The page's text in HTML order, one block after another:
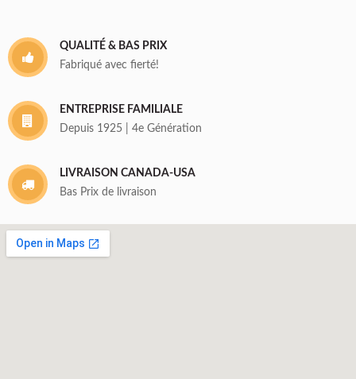
QUALITÉ & BAS PRIX
Fabriqué avec fierté!
ENTREPRISE FAMILIALE
Depuis 1925 | 4e Génération
LIVRAISON CANADA-USA
Bas Prix de livraison